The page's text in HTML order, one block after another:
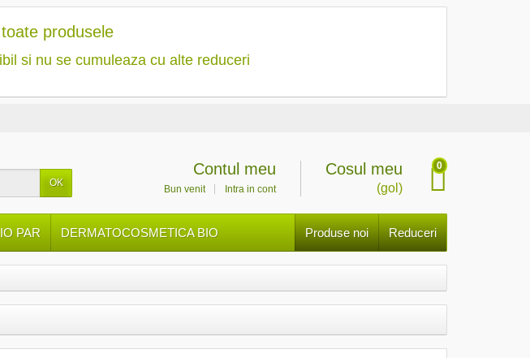
produsele
si nu se cumuleaza cu alte reduceri
OK
Cosul meu
(gol)
0
Contul meu
Bun venit Intra in cont
Reduceri
Produse noi
PAR DERMATOCOSMETICA BIO